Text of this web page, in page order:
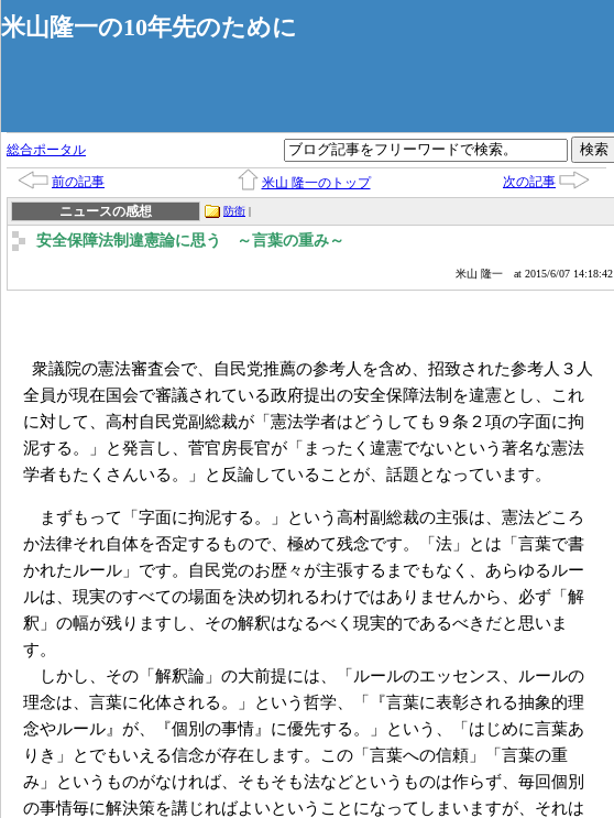
米山隆一の10年先のために
総合ポータル
前の記事 米山 隆一のトップ
次の記事
ニュースの感想
防衛 |
安全保障法制違憲論に思う ～言葉の重み～
米山 隆一 at 2015/6/07 14:18:42
衆議院の憲法審査会で、自民党推薦の参考人を含め、招致された参考人３人
全員が現在国会で審議されている政府提出の安全保障法制を違憲とし、これ
に対して、高村自民党副総裁が「憲法学者はどうしても９条２項の字面に拘
泥する。」と発言し、菅官房長官が「まったく違憲でないという著名な憲法
学者もたくさんいる。」と反論していることが、話題となっています。
まずもって「字面に拘泥する。」という高村副総裁の主張は、憲法どころ
か法律それ自体を否定するもので、極めて残念です。「法」とは「言葉で書
かれたルール」です。自民党のお歴々が主張するまでもなく、あらゆるルー
ルは、現実のすべての場面を決め切れるわけではありませんから、必ず「解
釈」の幅が残りますし、その解釈はなるべく現実的であるべきだと思いま
す。
しかし、その「解釈論」の大前提には、「ルールのエッセンス、ルールの
理念は、言葉に化体される。」という哲学、「『言葉に表彰される抽象的理
念やルール』が、『個別の事情』に優先する。」という、「はじめに言葉あ
りき」とでもいえる信念が存在します。この「言葉への信頼」「言葉の重
み」というものがなければ、そもそも法などというものは作らず、毎回個別
の事情毎に解決策を講じればよいということになってしまいますが、それは